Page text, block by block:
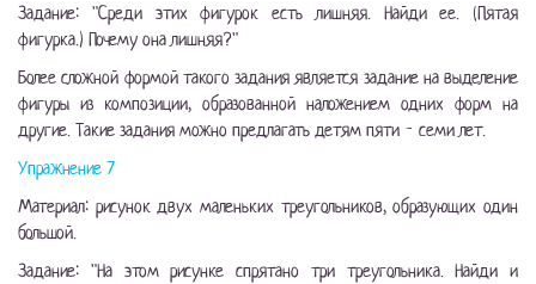
Задание: "Среди этих фигурок есть лишняя. Найди ее. (Пятая
фигурка.) Почему она лишняя?"
Более сложной формой такого задания является задание на выделение
фигуры из композиции, образованной наложением одних форм на
другие. Такие задания можно предлагать детям пяти - семи лет.
Упражнение 7
Материал: рисунок двух маленьких треугольников, образующих один
большой.
Задание: "На этом рисунке спрятано три треугольника. Найди и